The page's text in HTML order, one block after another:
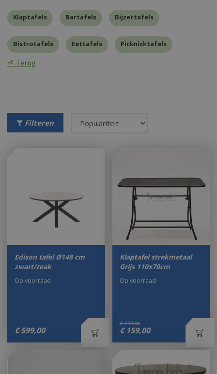
Klaptafels Bartafels Bijzettafels
Bistrotafels Eettafels Picknicktafels
⏎ Terug
Filteren
Edison tafel Ø148 cm
zwart/teak
€ 599,00
Op voorraad
Klaptafel strekmetaal
Grijs 110x70cm
€ 199,00
€ 159,00
Op voorraad